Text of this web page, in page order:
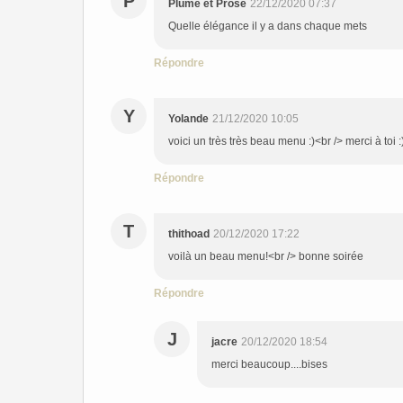
Plume et Prose 22/12/2020 07:37
Quelle élégance il y a dans chaque mets
Répondre
Y Yolande 21/12/2020 10:05
voici un très très beau menu :)<br /> merci à toi
Répondre
T thithoad 20/12/2020 17:22
voilà un beau menu!<br /> bonne soirée
Répondre
J jacre 20/12/2020 18:54
merci beaucoup....bises